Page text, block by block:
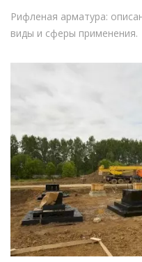
Рифленая арматура:
виды и сферы применения.